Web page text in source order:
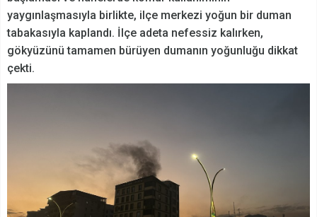
yaygınlaşmasıyla birlikte, ilçe merkezi yoğun bir duman
tabakasıyla kaplandı. İlçe adeta nefessiz kalırken,
gökyüzünü tamamen bürüyen dumanın yoğunluğu dikkat
çekti.